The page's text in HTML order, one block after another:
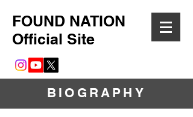
FOUND NATION
Official Site
BIOGRAPHY